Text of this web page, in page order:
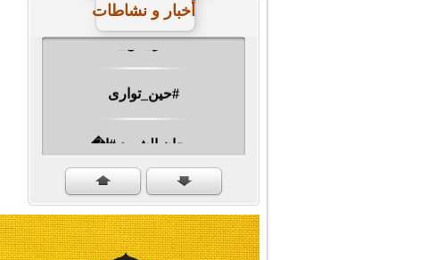
أخبار و نشاطات
#ناصر_دين_الله
#حين_توارى
مهرجان الشهيد #ا�...
#سنكمل_الطريق
#تبريكات_انتصار_�...